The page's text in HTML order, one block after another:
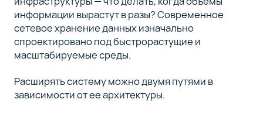
информации вырастут в разы? Современное
сетевое хранение данных изначально
спроектировано под быстрорастущие и
масштабируемые среды.
Расширять систему можно двумя путями в
зависимости от ее архитектуры.